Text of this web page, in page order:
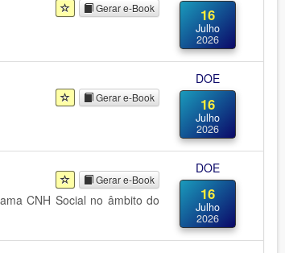
Gerar e-Book 16
Julho
2026
Gerar e-Book
DOE
16
Julho
2026
Gerar e-Book
CNH Social no âmbito do
DOE
16
Julho
2026